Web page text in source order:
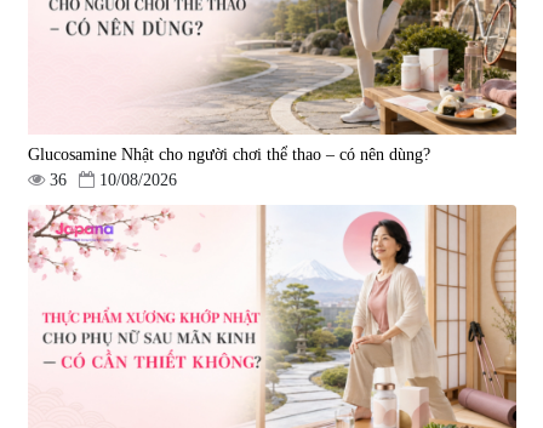
Viên uống hỗ trợ giấc ngủ Fujina
Sleepy Nhật Bản 80 viên
Viên uống phòng ngừa & hỗ trợ
điều trị đột quỵ Biken Kinase
Gold 60 viên
|0
1.570.000 đ
Glucosamine Nhật cho người chơi thể thao – có nên dùng?
36
10/08/2026